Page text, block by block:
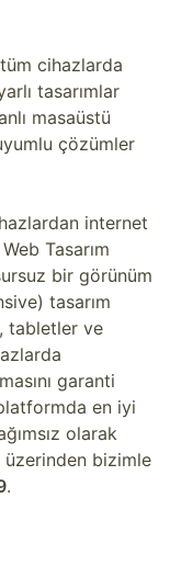
cihazlarda
tasarımlar
masaüstü
çözümler
internet
Tasarım
bir görünüm
tasarım
tabletler ve
garanti
en iyi
olarak
bizimle
.